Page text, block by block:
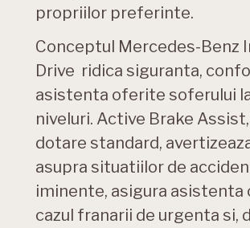
propriilor preferinte.
Conceptul Mercedes-Benz
Drive ridica siguranta,
asistenta oferite soferului
niveluri. Active Brake
dotare standard,
asupra situatiilor de
iminente, asigura asistenta
cazul franarii de urgenta si,